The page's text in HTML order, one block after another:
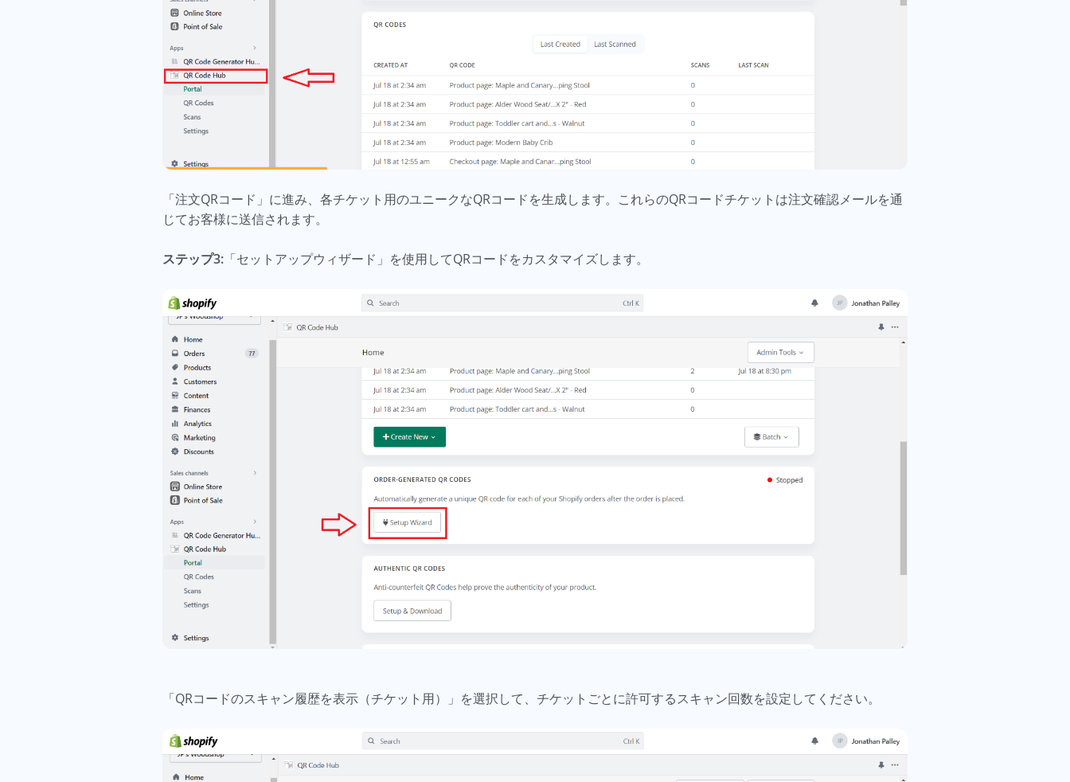
「注文QRコード」に進み、各チケット用のユニークなQRコードを生成します。これらのQRコードチケットは注文確認メールを通
じてお客様に送信されます。
ステップ3: 「セットアップウィザード」を使用してQRコードをカスタマイズします。
「QRコードのスキャン履歴を表示（チケット用）」を選択して、チケットごとに許可するスキャン回数を設定してください。